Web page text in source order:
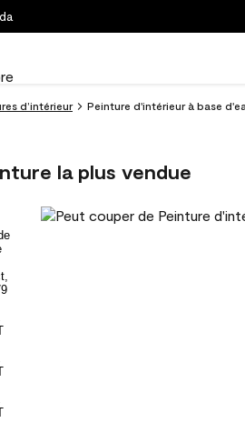
d’intérieur Peinture d'intérieur à base
la plus vendue